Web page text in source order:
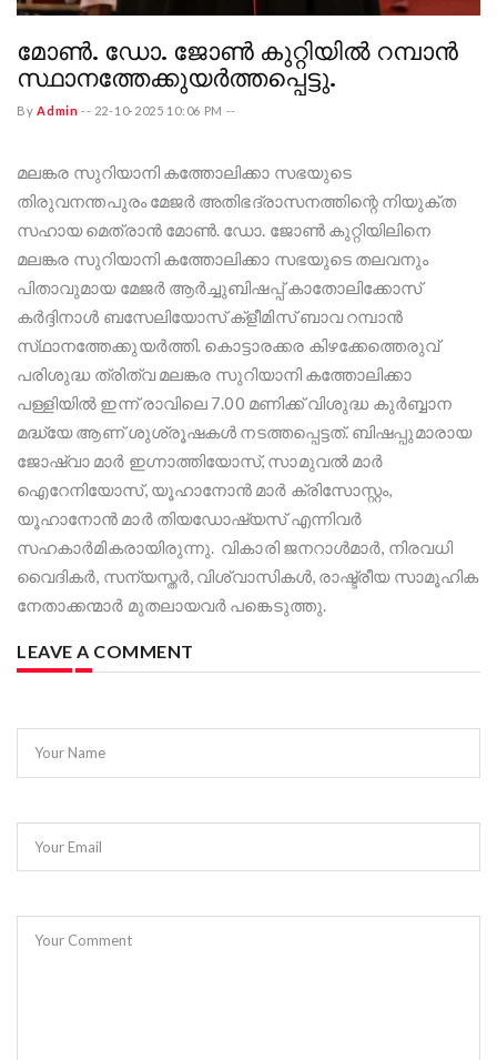
മോൺ. ഡോ. ജോൺ കുറ്റിയിൽ റമ്പാൻ
സ്ഥാനത്തേക്കുയർത്തപ്പെട്ടു.
ByAdmin -- 22-10-2025 10:06 PM --
മലങ്കര സുറിയാനി കത്തോലിക്കാ സഭയുടെ
തിരുവനന്തപുരം മേജർ അതിഭദ്രാസനത്തിന്റെ നിയുക്ത
സഹായ മെത്രാൻ മോൺ. ഡോ. ജോൺ കുറ്റിയിലിനെ
മലങ്കര സുറിയാനി കത്തോലിക്കാ സഭയുടെ തലവനും
പിതാവുമായ മേജർ ആർച്ചുബിഷപ്പ് കാതോലിക്കോസ്
കർദ്ദിനാൾ ബസേലിയോസ് ക്ളീമിസ് ബാവ റമ്പാൻ
സ്‌ഥാനത്തേക്കുയർത്തി. കൊട്ടാരക്കര കിഴക്കേത്തെരുവ്
പരിശുദ്ധ ത്രിത്വ മലങ്കര സുറിയാനി കത്തോലിക്കാ
പള്ളിയിൽ ഇന്ന് രാവിലെ 7.00 മണിക്ക് വിശുദ്ധ കുർബ്ബാന
മദ്ധ്യേ ആണ് ശുശ്രൂഷകൾ നടത്തപ്പെട്ടത്. ബിഷപ്പുമാരായ
ജോഷ്വാ മാർ ഇഗ്നാത്തിയോസ്, സാമുവൽ മാർ
ഐറേനിയോസ്, യൂഹാനോൻ മാർ ക്രിസോസ്റ്റം,
യൂഹാനോൻ മാർ തിയഡോഷ്യസ് എന്നിവർ
സഹകാർമികരായിരുന്നു. വികാരി ജനറാൾമാർ, നിരവധി
വൈദികർ, സന്യസ്തർ, വിശ്വാസികൾ, രാഷ്ട്രീയ സാമൂഹിക
നേതാക്കന്മാർ മുതലായവർ പങ്കെടുത്തു.
LEAVE A COMMENT
Your Name
Your Email
Your Comment